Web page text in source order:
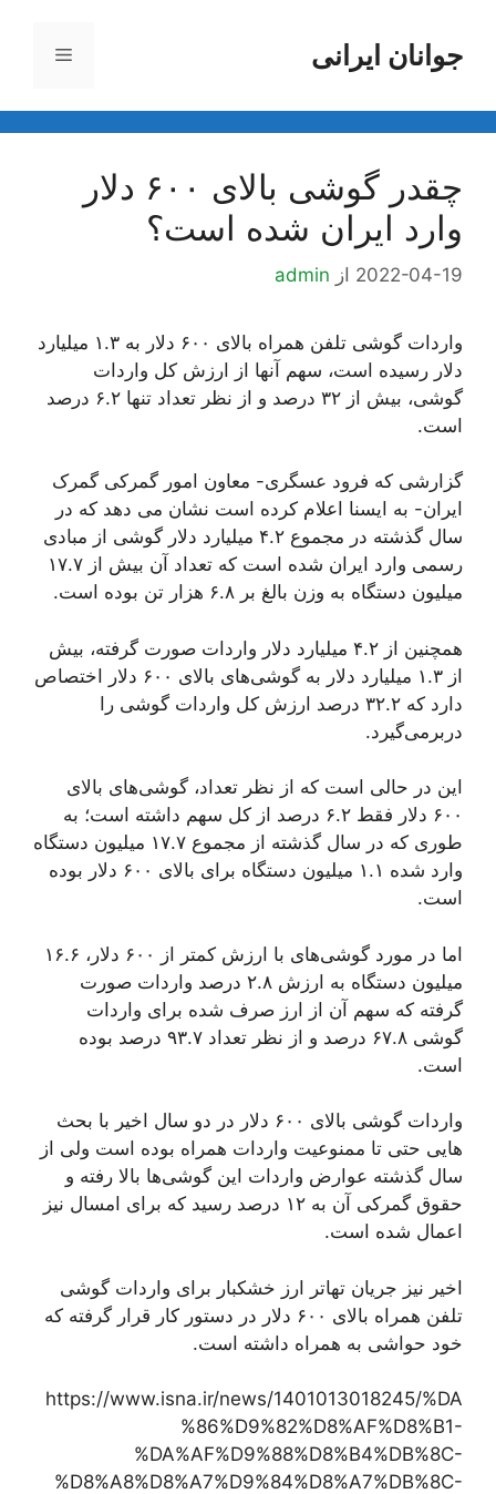
محتواجوانان ایرانی فهرست
چقدر گوشی بالای ۶۰۰ دلار
وارد ایران شده است؟
2022-04-19 از admin
واردات گوشی تلفن همراه بالای ۶۰۰ دلار به ۱.۳ میلیارد
دلار رسیده است، سهم آنها از ارزش کل واردات
گوشی، بیش از ۳۲ درصد و از نظر تعداد تنها ۶.۲ درصد
است.
گزارشی که فرود عسگری- معاون امور گمرکی گمرک
ایران- به ایسنا اعلام کرده است نشان می دهد که در
سال گذشته در مجموع ۴.۲ میلیارد دلار گوشی از مبادی
رسمی وارد ایران شده است که تعداد آن بیش از ۱۷.۷
میلیون دستگاه به وزن بالغ بر ۶.۸ هزار تن بوده است.
همچنین از ۴.۲ میلیارد دلار واردات صورت گرفته، بیش
از ۱.۳ میلیارد دلار به گوشی‌های بالای ۶۰۰ دلار اختصاص
دارد که ۳۲.۲ درصد ارزش کل واردات گوشی را
دربرمی‌گیرد.
این در حالی است که از نظر تعداد، گوشی‌های بالای
۶۰۰ دلار فقط ۶.۲ درصد از کل سهم داشته است؛ به
طوری که در سال گذشته از مجموع ۱۷.۷ میلیون دستگاه
وارد شده ۱.۱ میلیون دستگاه برای بالای ۶۰۰ دلار بوده
است.
اما در مورد گوشی‌های با ارزش کمتر از ۶۰۰ دلار، ۱۶.۶
میلیون دستگاه به ارزش ۲.۸ درصد واردات صورت
گرفته که سهم آن از ارز صرف شده برای واردات
گوشی ۶۷.۸ درصد و از نظر تعداد ۹۳.۷ درصد بوده
است.
واردات گوشی بالای ۶۰۰ دلار در دو سال اخیر با بحث
هایی حتی تا ممنوعیت واردات همراه بوده است ولی از
سال گذشته عوارض واردات این گوشی‌ها بالا رفته و
حقوق گمرکی آن به ۱۲ درصد رسید که برای امسال نیز
اعمال شده است.
اخیر نیز جریان تهاتر ارز خشکبار برای واردات گوشی
تلفن همراه بالای ۶۰۰ دلار در دستور کار قرار گرفته که
خود حواشی به همراه داشته است.
https://www.isna.ir/news/1401013018245/%DA
%86%D9%82%D8%AF%D8%B1-
%DA%AF%D9%88%D8%B4%DB%8C-
%D8%A8%D8%A7%D9%84%D8%A7%DB%8C-